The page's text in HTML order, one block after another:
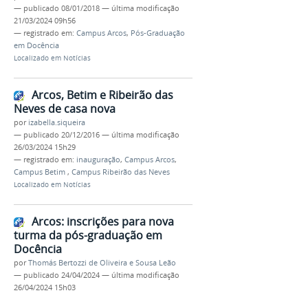
— publicado 08/01/2018 — última modificação
21/03/2024 09h56
— registrado em: Campus Arcos, Pós-Graduação
em Docência
Localizado em Notícias
Arcos, Betim e Ribeirão das
Neves de casa nova
por izabella.siqueira
— publicado 20/12/2016 — última modificação
26/03/2024 15h29
— registrado em: inauguração, Campus Arcos,
Campus Betim , Campus Ribeirão das Neves
Localizado em Notícias
Arcos: inscrições para nova
turma da pós-graduação em
Docência
porThomás Bertozzi de Oliveira e Sousa Leão
— publicado 24/04/2024 — última modificação
26/04/2024 15h03